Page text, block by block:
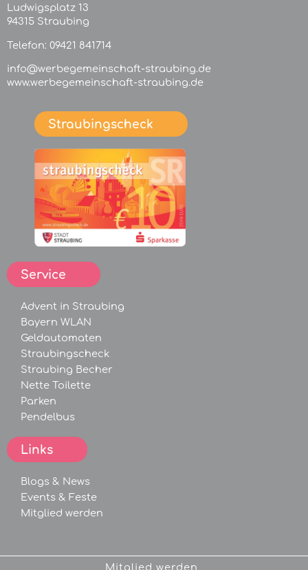
Ludwigsplatz 13
94315 Straubing
Telefon: 09421 841714
info@werbegemeinschaft-straubing.de
www.werbegemeinschaft-straubing.de
Straubingscheck
Service
Advent in Straubing
Bayern WLAN
Geldautomaten
Straubingscheck
Straubing Becher
Nette Toilette
Parken
Pendelbus
Links
Blogs & News
Events & Feste
Mitglied werden
Mitglied werden